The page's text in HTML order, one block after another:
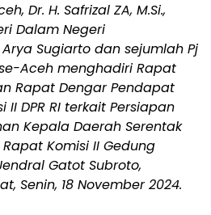
Dr. H. Safrizal ZA, M.Si.,
Dalam Negeri
Sugiarto dan sejumlah Pj
Aceh menghadiri Rapat
Rapat Dengar Pendapat
II DPR RI terkait Persiapan
Kepala Daerah Serentak
Komisi II Gedung
Gatot Subroto,
Senin, 18 November 2024.